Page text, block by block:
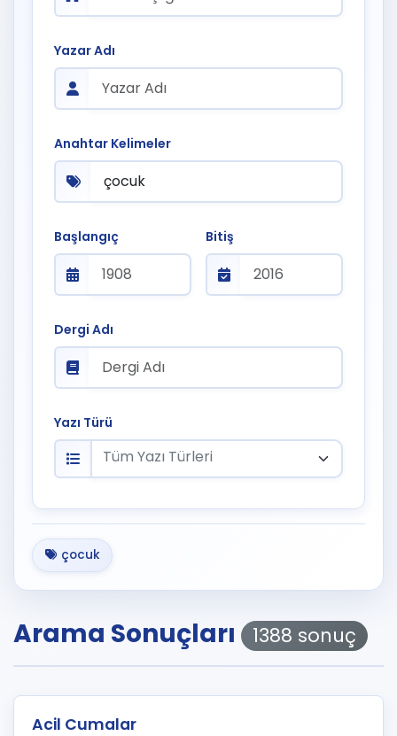
Yazar Adı
Anahtar Kelimeler
Başlangıç Bitiş
Dergi Adı
Yazı Türü
Tüm Yazı Türleri
çocuk
Arama Sonuçları 1388 sonuç
Acil Cumalar